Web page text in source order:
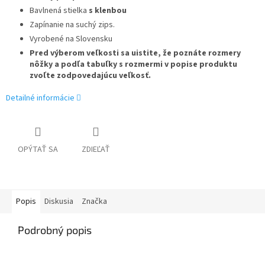
Bavlnená stielka s klenbou
Zapínanie na suchý zips.
Vyrobené na Slovensku
Pred výberom veľkosti sa uistite, že poznáte rozmery
nôžky a podľa tabuľky s rozmermi v popise produktu
zvoľte zodpovedajúcu veľkosť.
Detailné informácie
OPÝTAŤ SA ZDIEĽAŤ
Popis Diskusia Značka
Podrobný popis